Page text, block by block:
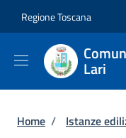
Regione Toscana
Lari
Briciole di
Home / Istanze